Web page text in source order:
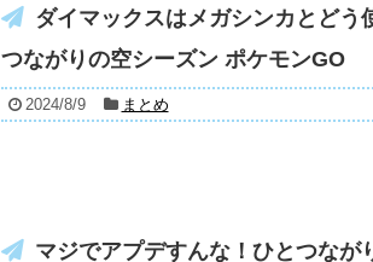
ダイマックスはメガシンカとどう
つながりの空シーズン ポケモンGO
2024/8/9 まとめ
マジでアプデすんな！ひとつなが